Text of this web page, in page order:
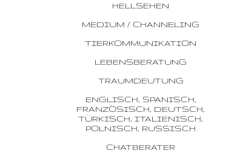
HELLSEHEN
MEDIUM / CHANNELING
TIERKOMMUNIKATION
LEBENSBERATUNG
TRAUMDEUTUNG
ENGLISCH, SPANISCH,
FRANZÖSISCH, DEUTSCH,
TÜRKISCH, ITALIENISCH,
POLNISCH, RUSSISCH
CHATBERATER